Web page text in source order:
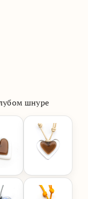
шнуре